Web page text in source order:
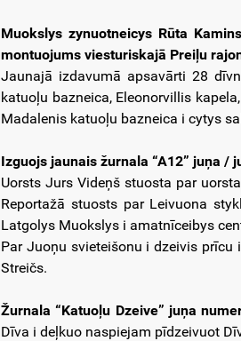
Muokslys zynuotneicys Rūta
montuojums viesturiskajā Preiļu
Jaunajā izdavumā apsavārti 28
katuoļu bazneica, Eleonorvillis
Madalenis katuoļu bazneica i cytys
Izguojs jaunais žurnala “A12” juņa /
Uorsts Jurs Videņš stuosta par
Reportažā stuosts par Leivuona
Latgolys Muokslys i amatnīceibys
Par Juoņu svieteišonu i dzeivis
Streičs.
Žurnala “Katuoļu Dzeive” juņa
Dīva i deļkuo naspiejam pīdzeivuot